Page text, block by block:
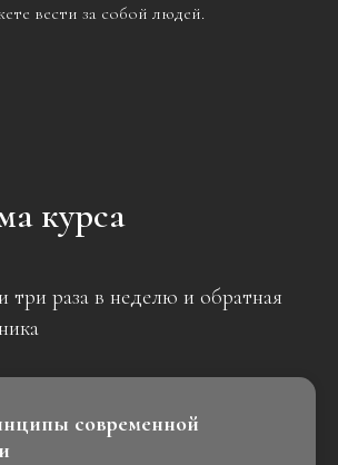
вести за собой людей.
курса
три раза в неделю и обратная
современной